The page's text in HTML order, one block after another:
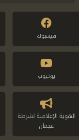
فيسبوك
يوتيوب
الهوية الإعلامية لشرطة
عجمان